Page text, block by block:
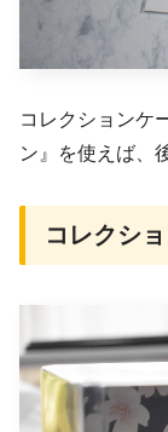
コレクションケ
ン』を使えば、
コレクシ